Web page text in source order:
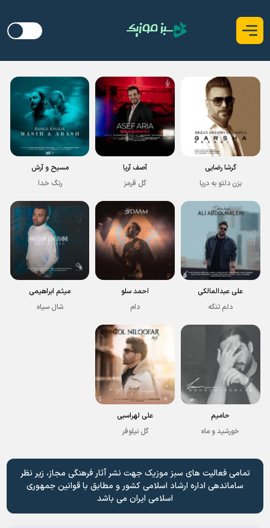
گرشا رضایی
بزن دلتو به دریا
آصف آریا
گل قرمز
مسیح و آرش
رنگ خدا
علی عبدالمالکی
دلم تنگه
احمد سلو
دام
میثم ابراهیمی
شال سیاه
حامیم
خورشید و ماه
علی لهراسبی
گل نیلوفر
تمامی فعالیت های سبز موزیک جهت نشر آثار فرهنگی مجاز، زیر نظر
ساماندهی اداره ارشاد اسلامی کشور و مطابق با قوانین جمهوری
اسلامی ایران می باشد